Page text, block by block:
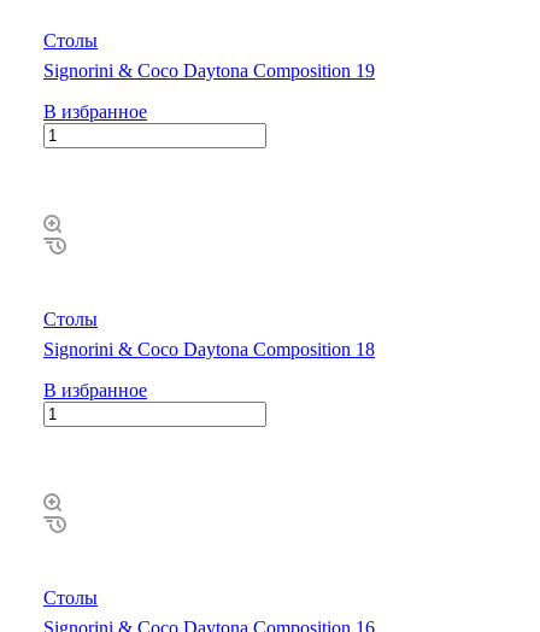
Столы
Signorini & Coco Daytona Composition 19
В избранное
Столы
Signorini & Coco Daytona Composition 18
В избранное
Столы